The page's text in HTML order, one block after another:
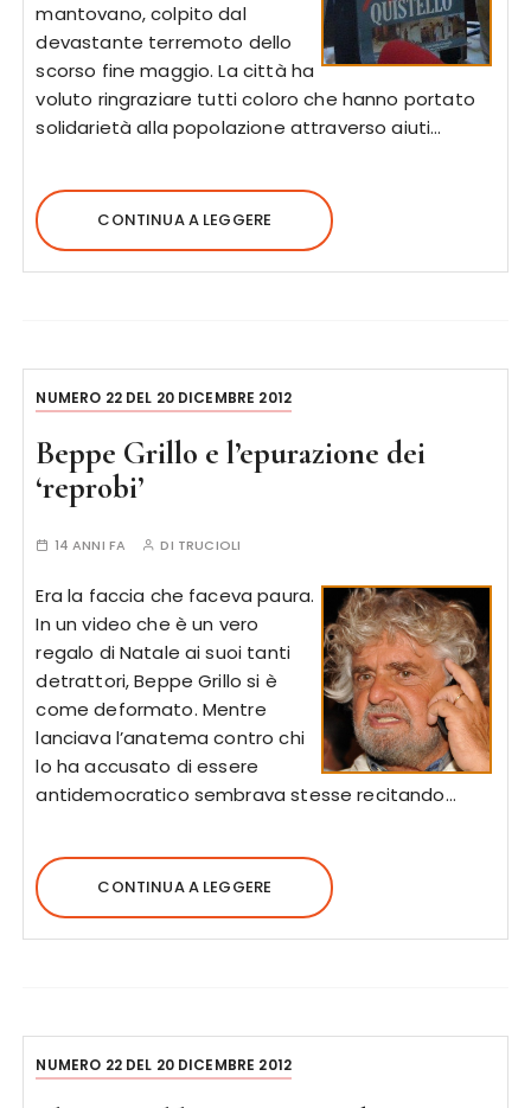
mantovano, colpito dal
devastante terremoto dello
scorso fine maggio. La città ha
voluto ringraziare tutti coloro che hanno portato
solidarietà alla popolazione attraverso aiuti…
CONTINUA A LEGGERE
NUMERO 22 DEL 20 DICEMBRE 2012
Beppe Grillo e l’epurazione dei
‘reprobi’
14 ANNI FA DI TRUCIOLI
Era la faccia che faceva paura.
In un video che è un vero
regalo di Natale ai suoi tanti
detrattori, Beppe Grillo si è
come deformato. Mentre
lanciava l’anatema contro chi
lo ha accusato di essere
antidemocratico sembrava stesse recitando…
CONTINUA A LEGGERE
NUMERO 22 DEL 20 DICEMBRE 2012